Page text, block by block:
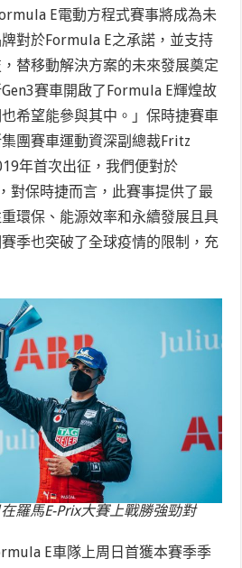
E電動方程式賽事將成為未
對於Formula E之承諾，並支持
替移動解決方案的未來發展奠定
賽車開啟了Formula E輝煌故
希望能參與其中。」保時捷賽車
團賽車運動資深副總裁Fritz
年首次出征，我們便對於
對保時捷而言，此賽事提供了最
環保、能源效率和永續發展且具
季也突破了全球疫情的限制，充
羅馬E-Prix大賽上戰勝強勁對
E車隊上周日首獲本賽季季